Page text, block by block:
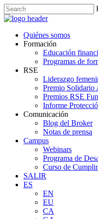
Skip
to
main
content
Close
Menu
Quiénes somos
Formación
Educación
Programas de
RSE
Liderazgo
Premio Solidario
Premios RSE
Informe
Comunicación
Blog del Broker
Notas de prensa
Campus
Webinars
Programa de
Curso de
SALIR
ES
EN
EU
CA